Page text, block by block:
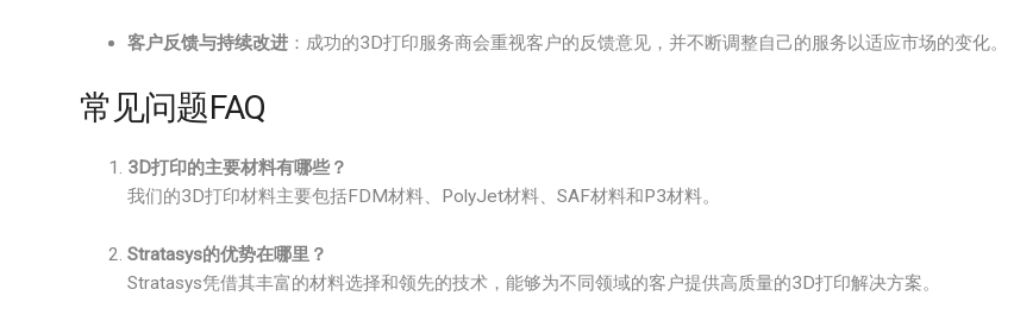
客户反馈与持续改进 ：成功的3D打印服务商会重视客户的反馈意见，并不断调整自己的服务以适应市场的变化。
常见问题FAQ
3D打印的主要材料有哪些？
我们的3D打印材料主要包括FDM材料、PolyJet材料、SAF材料和P3材料。
Stratasys的优势在哪里？
Stratasys凭借其丰富的材料选择和领先的技术，能够为不同领域的客户提供高质量的3D打印解决方案。